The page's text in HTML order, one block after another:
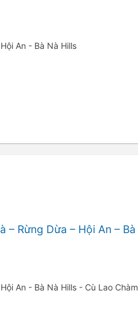
An - Bà Nà Hills
– Rừng Dừa – Hội An – Bà
An - Bà Nà Hills - Cù Lao Chàm